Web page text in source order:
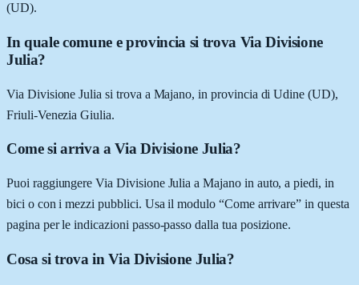
(UD).
In quale comune e provincia si trova Via Divisione
Julia?
Via Divisione Julia si trova a Majano, in provincia di Udine (UD),
Friuli-Venezia Giulia.
Come si arriva a Via Divisione Julia?
Puoi raggiungere Via Divisione Julia a Majano in auto, a piedi, in
bici o con i mezzi pubblici. Usa il modulo “Come arrivare” in questa
pagina per le indicazioni passo-passo dalla tua posizione.
Cosa si trova in Via Divisione Julia?